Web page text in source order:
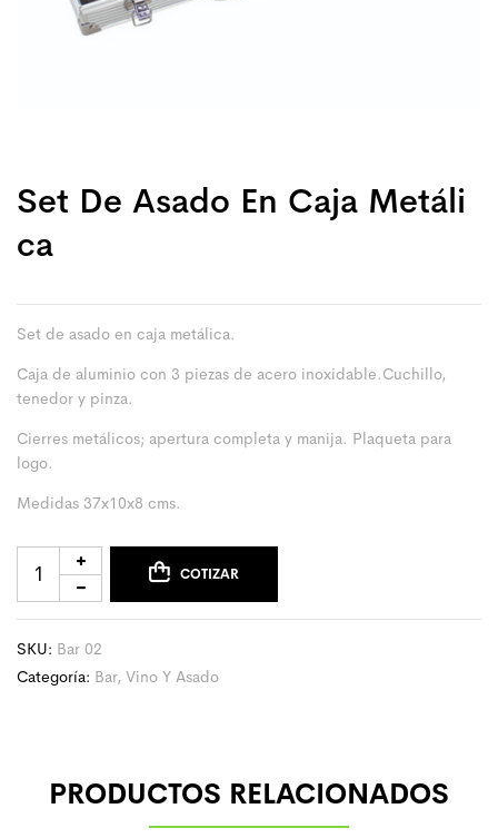
Set De Asado En Caja Metáli
Ca
Set de asado en caja metálica.
Caja de aluminio con 3 piezas de acero inoxidable.Cuchillo,
tenedor y pinza.
Cierres metálicos; apertura completa y manija. Plaqueta para
logo.
Medidas 37x10x8 cms.
COTIZAR
SKU: Bar 02
Categoría: Bar, Vino Y Asado
PRODUCTOS RELACIONADOS